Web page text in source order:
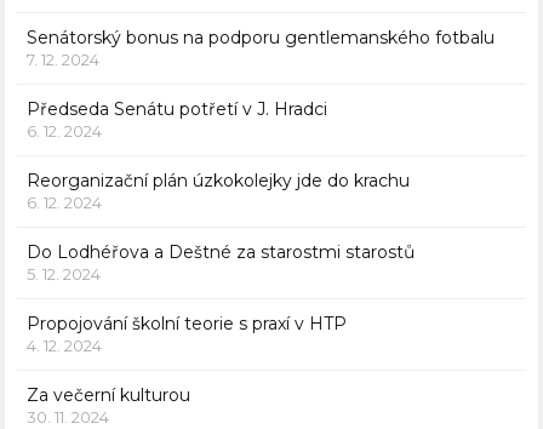
Senátorský bonus na podporu gentlemanského fotbalu
7. 12. 2024
Předseda Senátu potřetí v J. Hradci
6. 12. 2024
Reorganizační plán úzkokolejky jde do krachu
6. 12. 2024
Do Lodhéřova a Deštné za starostmi starostů
5. 12. 2024
Propojování školní teorie s praxí v HTP
4. 12. 2024
Za večerní kulturou
30. 11. 2024